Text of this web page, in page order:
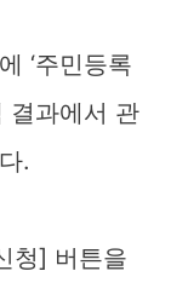
‘주민등록
결과에서 관
.
청] 버튼을